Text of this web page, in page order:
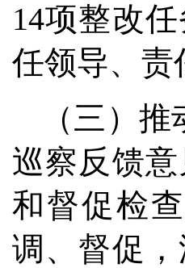
14项整改
任领导、责
（三）
巡察反馈
和督促检
调、督促